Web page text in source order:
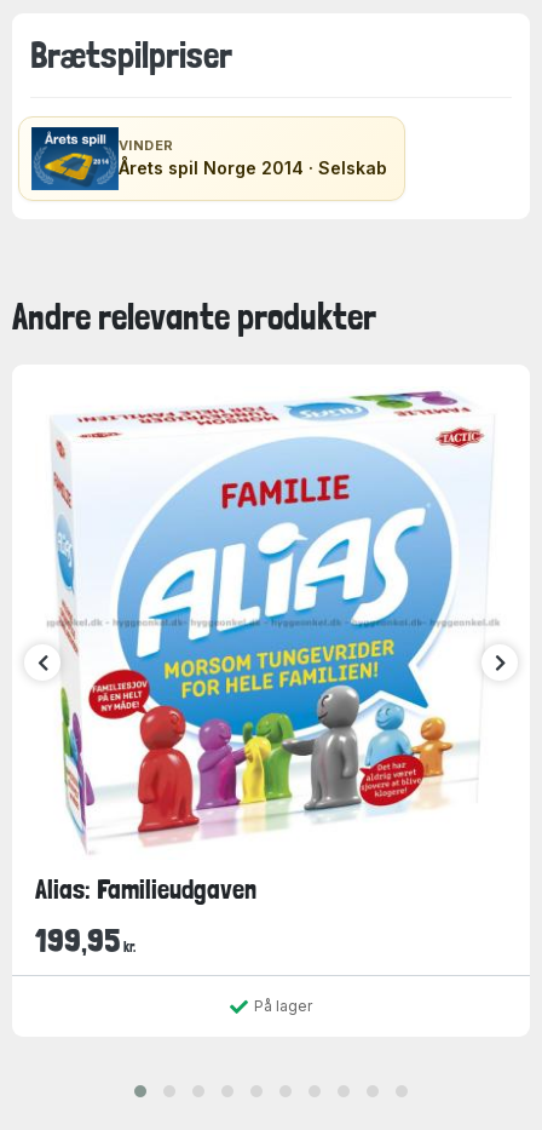
Brætspilpriser
VINDER
Årets spil Norge 2014 · Selskab
Andre relevante produkter
Alias: Familieudgaven
199,95 kr.
På lager